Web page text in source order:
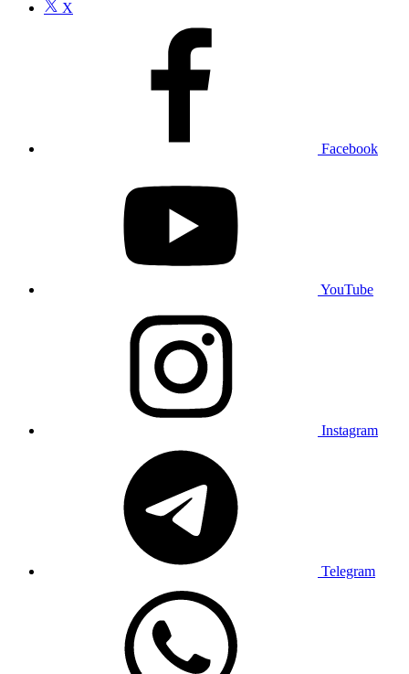
X
Facebook
YouTube
Instagram
Telegram